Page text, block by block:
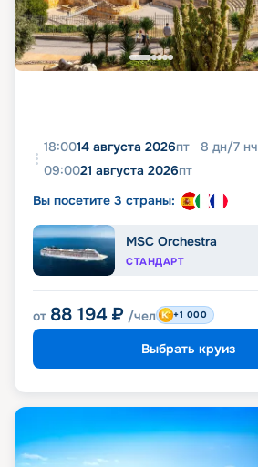
18:0014 августа 2026пт 8 дн/7 нч
09:0021 августа 2026пт
Вы посетите 3 страны:
MSC Orchestra
СТАНДАРТ
от 88 194 ₽ /чел +1 000
Выбрать круиз